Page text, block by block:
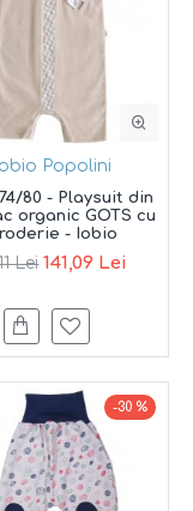
Iobio Popolini
80 - Playsuit din
organic GOTS cu
- Iobio
Lei 141,09 Lei
-30 %